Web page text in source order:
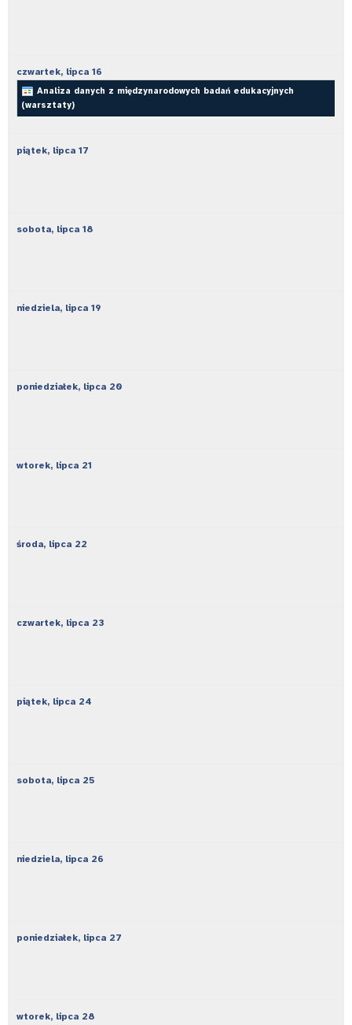
czwartek, lipca 16
Analiza danych z międzynarodowych badań edukacyjnych
(warsztaty)
piątek, lipca 17
sobota, lipca 18
niedziela, lipca 19
poniedziałek, lipca 20
wtorek, lipca 21
środa, lipca 22
czwartek, lipca 23
piątek, lipca 24
sobota, lipca 25
niedziela, lipca 26
poniedziałek, lipca 27
wtorek, lipca 28